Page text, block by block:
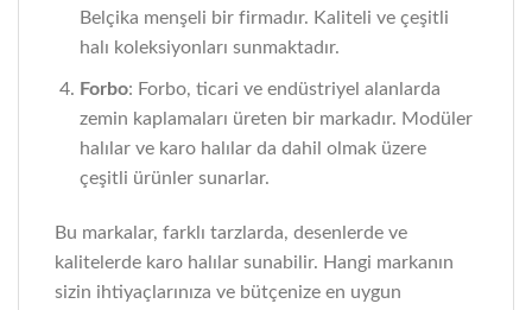
Belçika menşeli bir firmadır. Kaliteli ve çeşitli
halı koleksiyonları sunmaktadır.
Forbo: Forbo, ticari ve endüstriyel alanlarda
zemin kaplamaları üreten bir markadır. Modüler
halılar ve karo halılar da dahil olmak üzere
çeşitli ürünler sunarlar.
Bu markalar, farklı tarzlarda, desenlerde ve
kalitelerde karo halılar sunabilir. Hangi markanın
sizin ihtiyaçlarınıza ve bütçenize en uygun